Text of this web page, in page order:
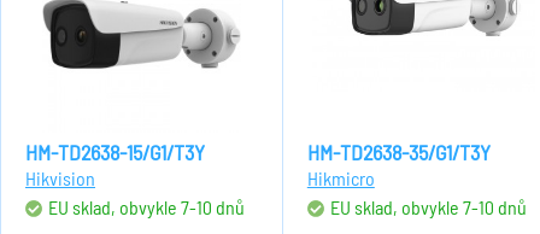
HM-TD2638-15/G1/T3Y
Hikvision
EU sklad, obvykle 7-10 dnů
HM-TD2638-35/G1/T3Y
Hikmicro
EU sklad, obvykle 7-10 dnů